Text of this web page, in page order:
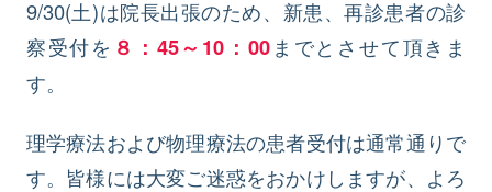
9/30(土)は院長出張のため、新患、再診患者の診
察受付を ８：45～10：00までとさせて頂きま
す。
理学療法および物理療法の患者受付は通常通りで
す。皆様には大変ご迷惑をおかけしますが、よろ